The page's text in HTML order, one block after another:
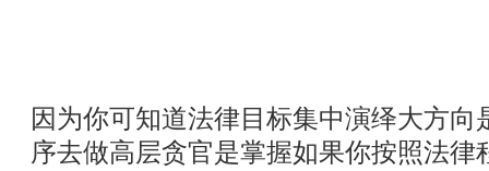
因为你可知道法律目标集中演绎大方向
序去做高层贪官是掌握如果你按照法律